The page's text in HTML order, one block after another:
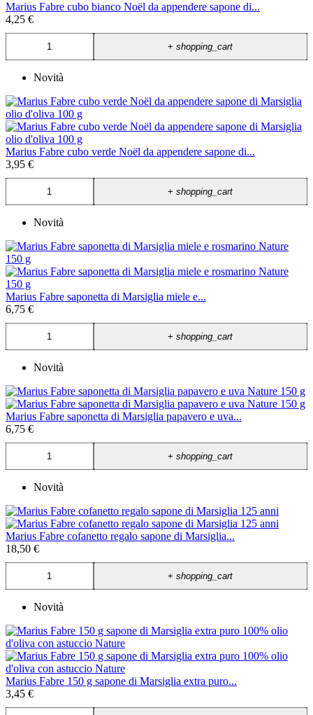
Marius Fabre cubo bianco Noël da appendere sapone di...
4,25 €
+shopping_cart
Novità
Marius Fabre cubo verde Noël da appendere sapone di...
3,95 €
+shopping_cart
Novità
Marius Fabre saponetta di Marsiglia miele e...
6,75 €
+shopping_cart
Novità
Marius Fabre saponetta di Marsiglia papavero e uva...
6,75 €
+shopping_cart
Novità
Marius Fabre cofanetto regalo sapone di Marsiglia...
18,50 €
+shopping_cart
Novità
Marius Fabre 150 g sapone di Marsiglia extra puro...
3,45 €